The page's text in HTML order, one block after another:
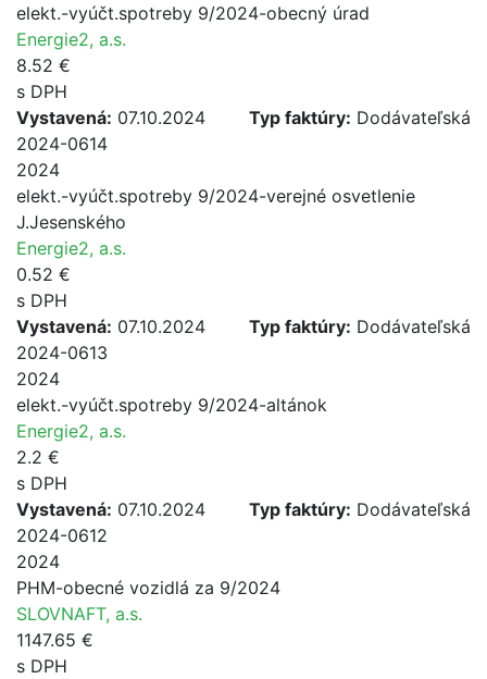
elekt.-vyúčt.spotreby 9/2024-obecný úrad
Energie2, a.s.
8.52 €
s DPH
Vystavená: 07.10.2024 Typ faktúry: Dodávateľská
2024-0614
2024
elekt.-vyúčt.spotreby 9/2024-verejné osvetlenie
J.Jesenského
Energie2, a.s.
0.52 €
s DPH
Vystavená: 07.10.2024 Typ faktúry: Dodávateľská
2024-0613
2024
elekt.-vyúčt.spotreby 9/2024-altánok
Energie2, a.s.
2.2 €
s DPH
Vystavená: 07.10.2024 Typ faktúry: Dodávateľská
2024-0612
2024
PHM-obecné vozidlá za 9/2024
SLOVNAFT, a.s.
1147.65 €
s DPH